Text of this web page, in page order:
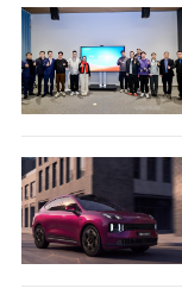
晚归时的灰调
一停下来就有
夜光泽，低调
还是个性张扬
每一次出行都